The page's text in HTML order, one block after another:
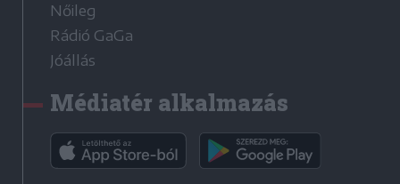
Nőileg
Rádió GaGa
Jóállás
Médiatér alkalmazás